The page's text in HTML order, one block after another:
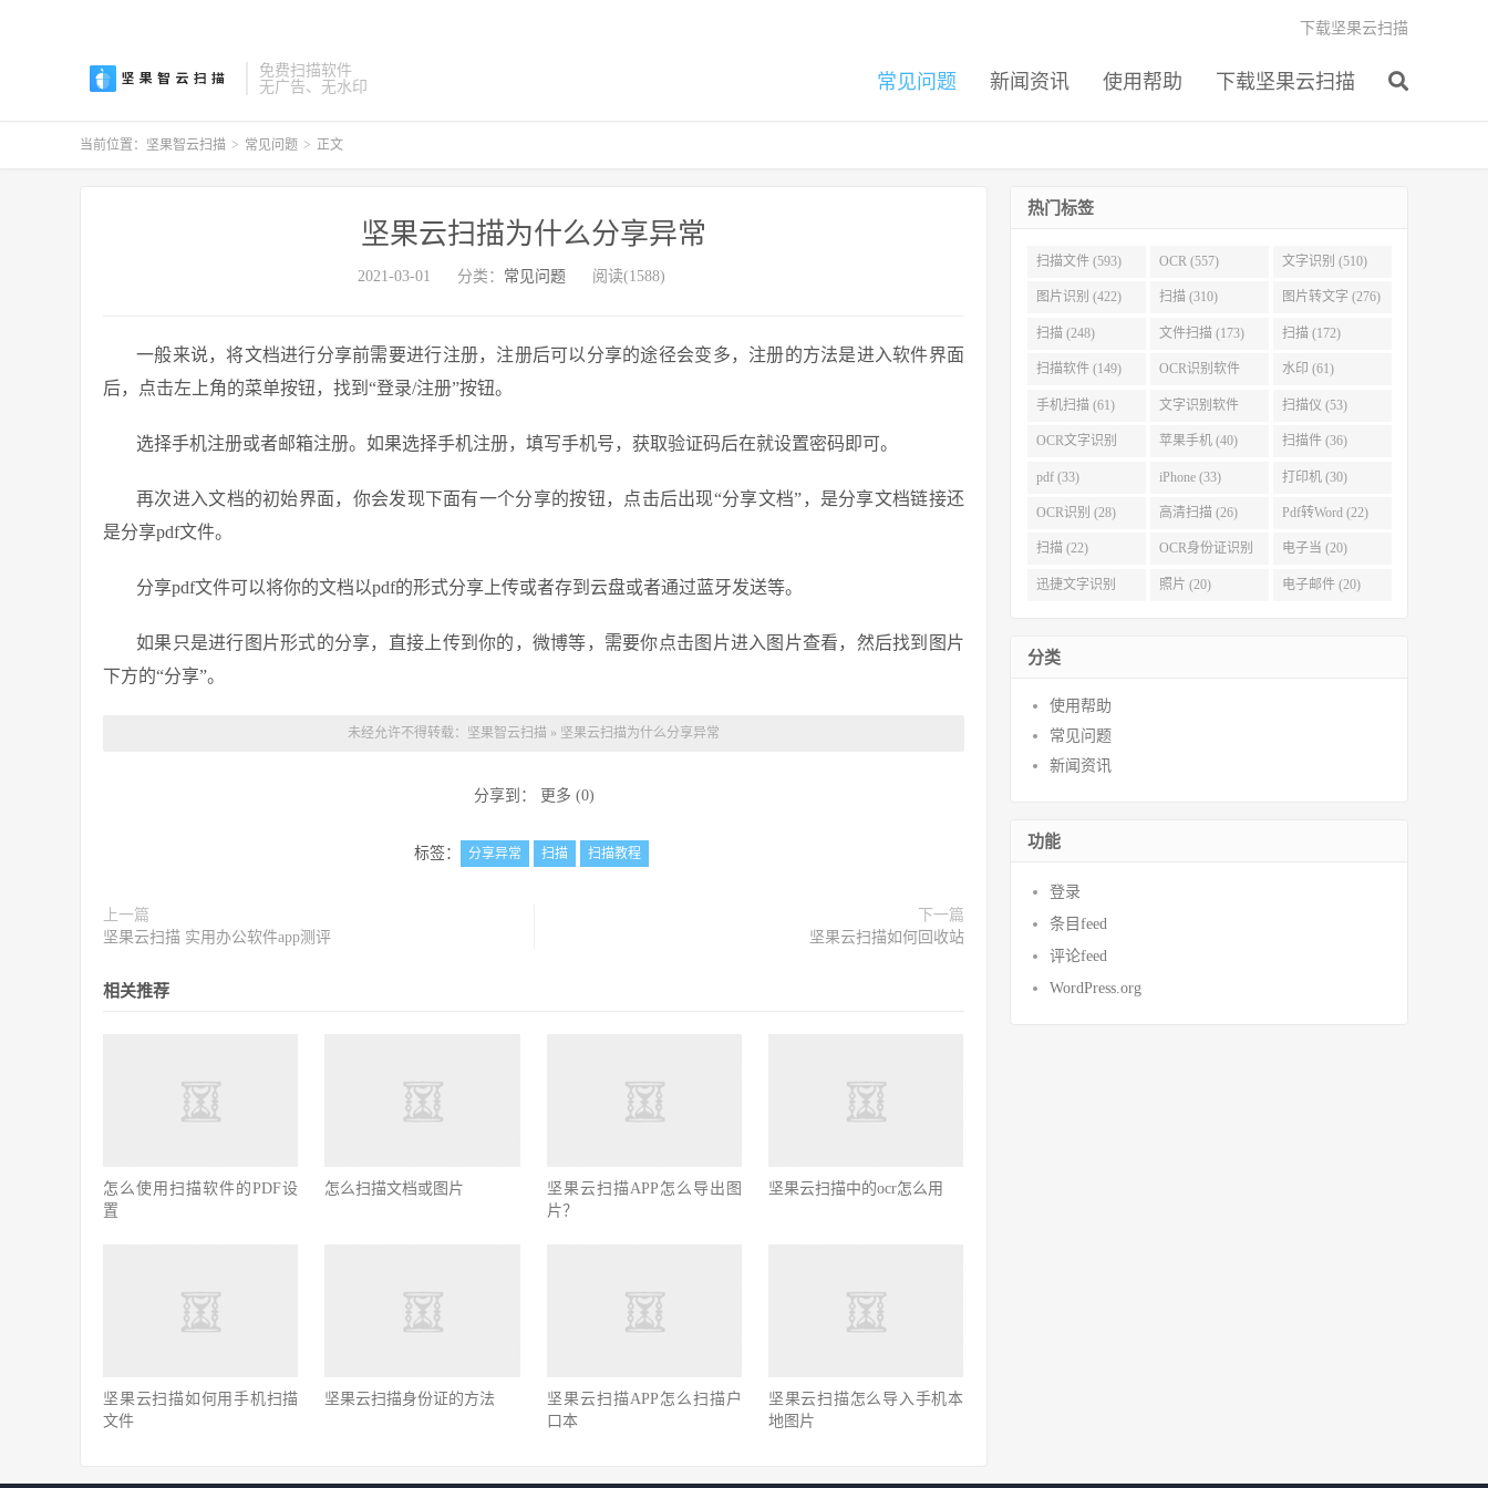
免费扫描软件
无广告、无水印
常见问题 新闻资讯 使用帮助 下载坚果云扫描
下载坚果云扫描
当前位置： 坚果智云扫描 > 常见问题 > 正文
坚果云扫描为什么分享异常
2021-03-01 分类： 常见问题 阅读(1588)
一般来说，将文档进行分享前需要进行注册，注册后可以分享的途径会变多，注册的方法是进入软件界面
后，点击左上角的菜单按钮，找到“登录/注册”按钮。
选择手机注册或者邮箱注册。如果选择手机注册，填写手机号，获取验证码后在就设置密码即可。
再次进入文档的初始界面，你会发现下面有一个分享的按钮，点击后出现“分享文档”，是分享文档链接还
是分享pdf文件。
分享pdf文件可以将你的文档以pdf的形式分享上传或者存到云盘或者通过蓝牙发送等。
如果只是进行图片形式的分享，直接上传到你的，微博等，需要你点击图片进入图片查看，然后找到图片
下方的“分享”。
未经允许不得转载： 坚果智云扫描 » 坚果云扫描为什么分享异常
分享到： 更多 (0)
标签： 分享异常 扫描 扫描教程
上一篇
坚果云扫描 实用办公软件app测评
下一篇
坚果云扫描如何回收站
相关推荐
怎么使用扫描软件的PDF设
置
怎么扫描文档或图片
坚果云扫描APP怎么导出图
片？
坚果云扫描中的ocr怎么用
坚果云扫描如何用手机扫描
文件
坚果云扫描身份证的方法
坚果云扫描APP怎么扫描户
口本
坚果云扫描怎么导入手机本
地图片
热门标签
扫描文件 (593) OCR (557) 文字识别 (510)
图片识别 (422) 扫描 (310) 图片转文字 (276)
扫描 (248) 文件扫描 (173) 扫描 (172)
扫描软件 (149) OCR识别软件
(103)
水印 (61)
手机扫描 (61) 文字识别软件
(60)
扫描仪 (53)
OCR文字识别
(51)
苹果手机 (40) 扫描件 (36)
pdf (33) iPhone (33) 打印机 (30)
OCR识别 (28) 高清扫描 (26) Pdf转Word (22)
扫描 (22) OCR身份证识别
(21)
电子当 (20)
迅捷文字识别 照片 (20) 电子邮件 (20)
分类
使用帮助
常见问题
新闻资讯
功能
登录
条目feed
评论feed
WordPress.org